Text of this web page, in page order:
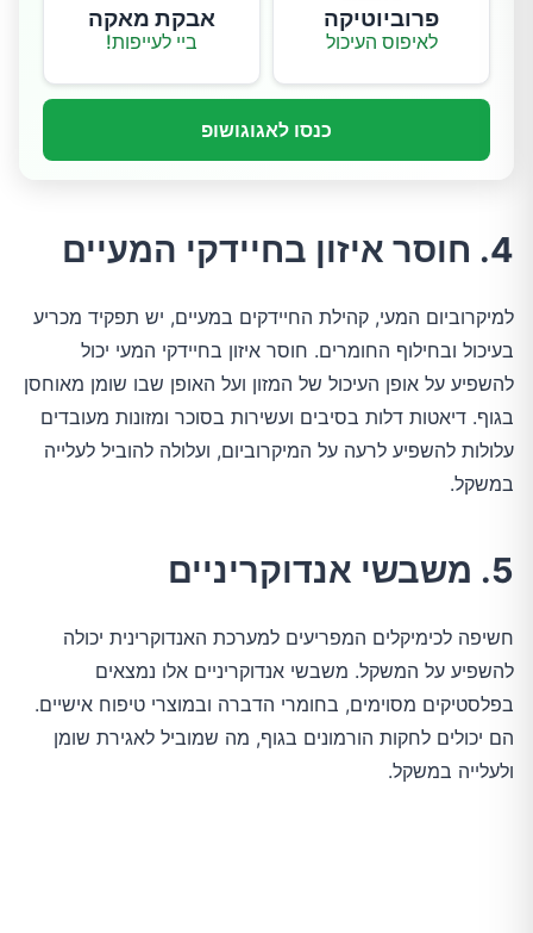
פרוביוטיקה
לאיפוס העיכול
אבקת מאקה
ביי לעייפות!
כנסו לאגוגושופ
4. חוסר איזון בחיידקי המעיים
למיקרוביום המעי, קהילת החיידקים במעיים, יש תפקיד מכריע
בעיכול ובחילוף החומרים. חוסר איזון בחיידקי המעי יכול
להשפיע על אופן העיכול של המזון ועל האופן שבו שומן מאוחסן
בגוף. דיאטות דלות בסיבים ועשירות בסוכר ומזונות מעובדים
עלולות להשפיע לרעה על המיקרוביום, ועלולה להוביל לעלייה
במשקל.
5. משבשי אנדוקריניים
חשיפה לכימיקלים המפריעים למערכת האנדוקרינית יכולה
להשפיע על המשקל. משבשי אנדוקריניים אלו נמצאים
בפלסטיקים מסוימים, בחומרי הדברה ובמוצרי טיפוח אישיים.
הם יכולים לחקות הורמונים בגוף, מה שמוביל לאגירת שומן
ולעלייה במשקל.